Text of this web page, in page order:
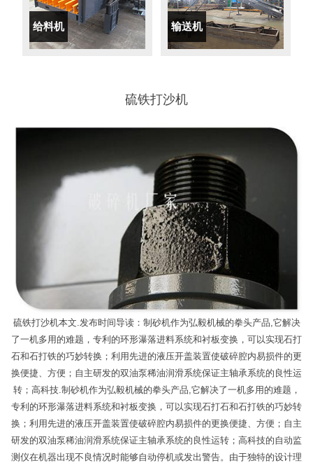
给料机 输送机
硫铁打沙机
硫铁打沙机本文.发布时间导读：制砂机作为弘毅机械的拳头产品,它解决
了一机多用的难题，专利的环形瀑落进料系统和衬板变换，可以实现石打
石和石打铁的巧妙转换；利用先进的液压开盖装置使破碎腔内易损件的更
换便捷、方便；自主研发的双油泵稀油润滑系统保证主轴承系统的良性运
转；高科技.制砂机作为弘毅机械的拳头产品,它解决了一机多用的难题，
专利的环形瀑落进料系统和衬板变换，可以实现石打石和石打铁的巧妙转
换；利用先进的液压开盖装置使破碎腔内易损件的更换便捷、方便；自主
研发的双油泵稀油润滑系统保证主轴承系统的良性运转；高科技的自动监
测仪在机器出现不良情况时能够自动停机或发出警告。由于独特的设计理